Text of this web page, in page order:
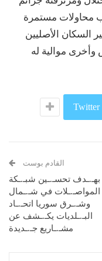
محاولات مستمرة
السكان الأصليين
موالية له
Twitter
القادم بوست
بهـ.ـدف تحسـ.ـين شبـ.ـكة
المواصـ.ـلات في شـ.ـمال
وشـ.ـرق سوريا اتحـ.ـاد
البـ.ـلديات يكـ.ـشف عن
مشـ.ـاريع جـ.ـديدة